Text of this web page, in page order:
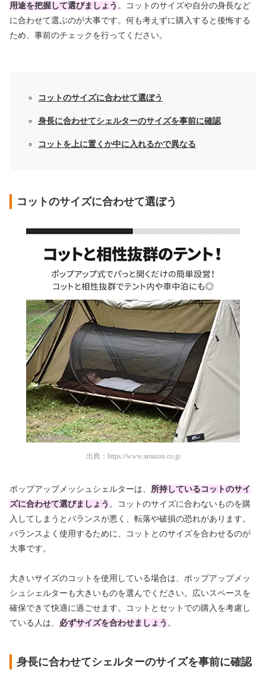
用途を把握して選びましょう 。コットのサイズや自分の身長など
に合わせて選ぶのが大事です。何も考えずに購入すると後悔する
ため、事前のチェックを行ってください。
コットのサイズに合わせて選ぼう
身長に合わせてシェルターのサイズを事前に確認
コットを上に置くか中に入れるかで異なる
コットのサイズに合わせて選ぼう
出典： https://www.amazon.co.jp
ポップアップメッシュシェルターは、 所持しているコットのサイ
ズに合わせて選びましょう 。コットのサイズに合わないものを購
入してしまうとバランスが悪く、転落や破損の恐れがあります。
バランスよく使用するために、コットとのサイズを合わせるのが
大事です。
大きいサイズのコットを使用している場合は、ポップアップメッ
シュシェルターも大きいものを選んでください。広いスペースを
確保できて快適に過ごせます。コットとセットでの購入を考慮し
ている人は、 必ずサイズを合わせましょう 。
身長に合わせてシェルターのサイズを事前に確認